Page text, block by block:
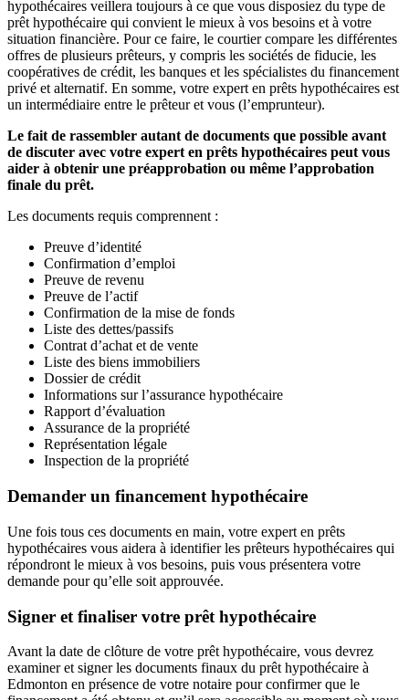
hypothécaires veillera toujours à ce que vous disposiez du type de
prêt hypothécaire qui convient le mieux à vos besoins et à votre
situation financière. Pour ce faire, le courtier compare les différentes
offres de plusieurs prêteurs, y compris les sociétés de fiducie, les
coopératives de crédit, les banques et les spécialistes du financement
privé et alternatif. En somme, votre expert en prêts hypothécaires est
un intermédiaire entre le prêteur et vous (l’emprunteur).
Le fait de rassembler autant de documents que possible avant
de discuter avec votre expert en prêts hypothécaires peut vous
aider à obtenir une préapprobation ou même l’approbation
finale du prêt.
Les documents requis comprennent :
Preuve d’identité
Confirmation d’emploi
Preuve de revenu
Preuve de l’actif
Confirmation de la mise de fonds
Liste des dettes/passifs
Contrat d’achat et de vente
Liste des biens immobiliers
Dossier de crédit
Informations sur l’assurance hypothécaire
Rapport d’évaluation
Assurance de la propriété
Représentation légale
Inspection de la propriété
Demander un financement hypothécaire
Une fois tous ces documents en main, votre expert en prêts
hypothécaires vous aidera à identifier les prêteurs hypothécaires qui
répondront le mieux à vos besoins, puis vous présentera votre
demande pour qu’elle soit approuvée.
Signer et finaliser votre prêt hypothécaire
Avant la date de clôture de votre prêt hypothécaire, vous devrez
examiner et signer les documents finaux du prêt hypothécaire à
Edmonton en présence de votre notaire pour confirmer que le